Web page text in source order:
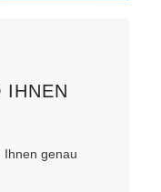
IHNEN
Ihnen genau